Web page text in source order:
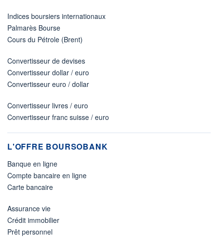
Indices boursiers internationaux
Palmarès Bourse
Cours du Pétrole (Brent)
Convertisseur de devises
Convertisseur dollar / euro
Convertisseur euro / dollar
Convertisseur livres / euro
Convertisseur franc suisse / euro
L'OFFRE BOURSOBANK
Banque en ligne
Compte bancaire en ligne
Carte bancaire
Assurance vie
Crédit immobilier
Prêt personnel